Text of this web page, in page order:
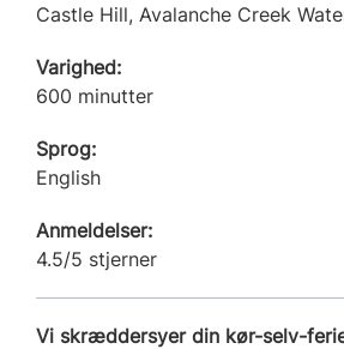
Castle Hill, Avalanche Creek
Varighed:
600 minutter
Sprog:
English
Anmeldelser:
4.5/5 stjerner
Vi skræddersyer din kør-selv-